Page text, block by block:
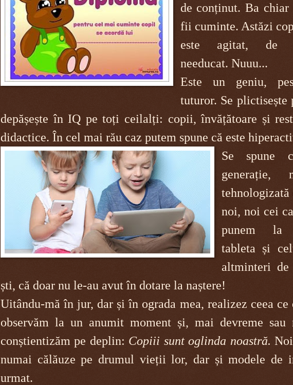
de conținut. Ba chiar
fii cuminte. Astăzi
este agitat, de
needucat. Nuuu...
Este un geniu,
tuturor. Se plictisește
depășește în IQ pe toți ceilalți: copii, învățătoare și
didactice. În cel mai rău caz putem spune că este
Se spune
generație,
tehnologizată
noi, noi cei
punem la
tableta și
altminteri
ști, că doar nu le-au avut în dotare la naștere!
Uitându-mă în jur, dar și în ograda mea, realizez ceea ce
observăm la un anumit moment și, mai devreme sau
conștientizăm pe deplin: Copiii sunt oglinda noastră.
numai călăuze pe drumul vieții lor, dar și modele de
urmat.